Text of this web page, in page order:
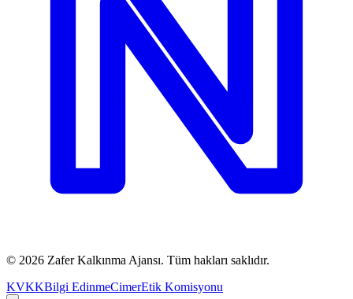
© 2026 Zafer Kalkınma Ajansı. Tüm hakları saklıdır.
KVKKBilgi EdinmeCimerEtik Komisyonu